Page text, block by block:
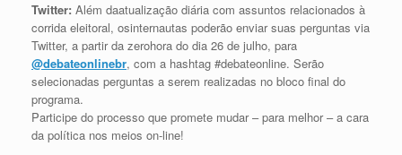
Twitter: Além daatualização diária com assuntos relacionados à
corrida eleitoral, osinternautas poderão enviar suas perguntas via
Twitter, a partir da zerohora do dia 26 de julho, para
@debateonlinebr, com a hashtag #debateonline. Serão
selecionadas perguntas a serem realizadas no bloco final do
programa.
Participe do processo que promete mudar – para melhor – a cara
da política nos meios on-line!